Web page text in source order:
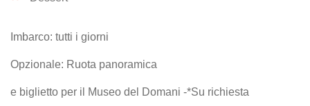
Imbarco: tutti i giorni
Opzionale: Ruota panoramica
e biglietto per il Museo del Domani -*Su richiesta